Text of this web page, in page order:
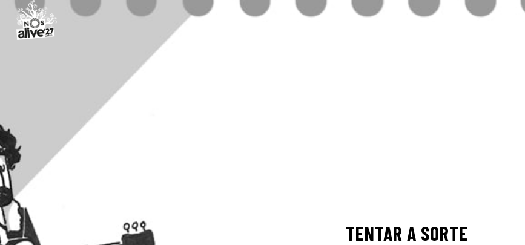
TENTAR A SORTE